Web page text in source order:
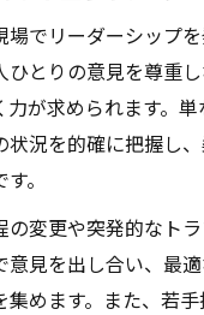
でリーダーシップを
ひとりの意見を尊重
力が求められます。
状況を的確に把握し
。
の変更や突発的なト
意見を出し合い、最
集めます。また、若